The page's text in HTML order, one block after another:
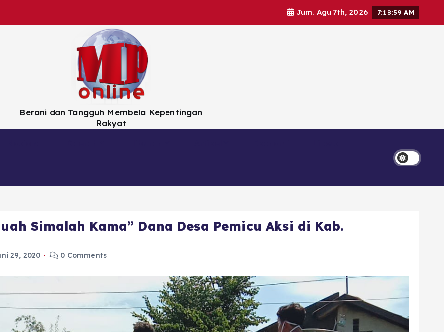
Jum. Agu 7th, 2026 7:19:00 AM
Berani dan Tangguh Membela Kepentingan
Rakyat
Simalah Kama” Dana Desa Pemicu Aksi di Kab.
29, 2020 0 Comments